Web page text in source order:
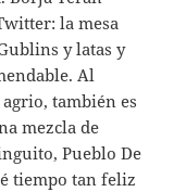
la mesa
y latas y
Al
también es
mezcla de
Pueblo De
tiempo tan feliz